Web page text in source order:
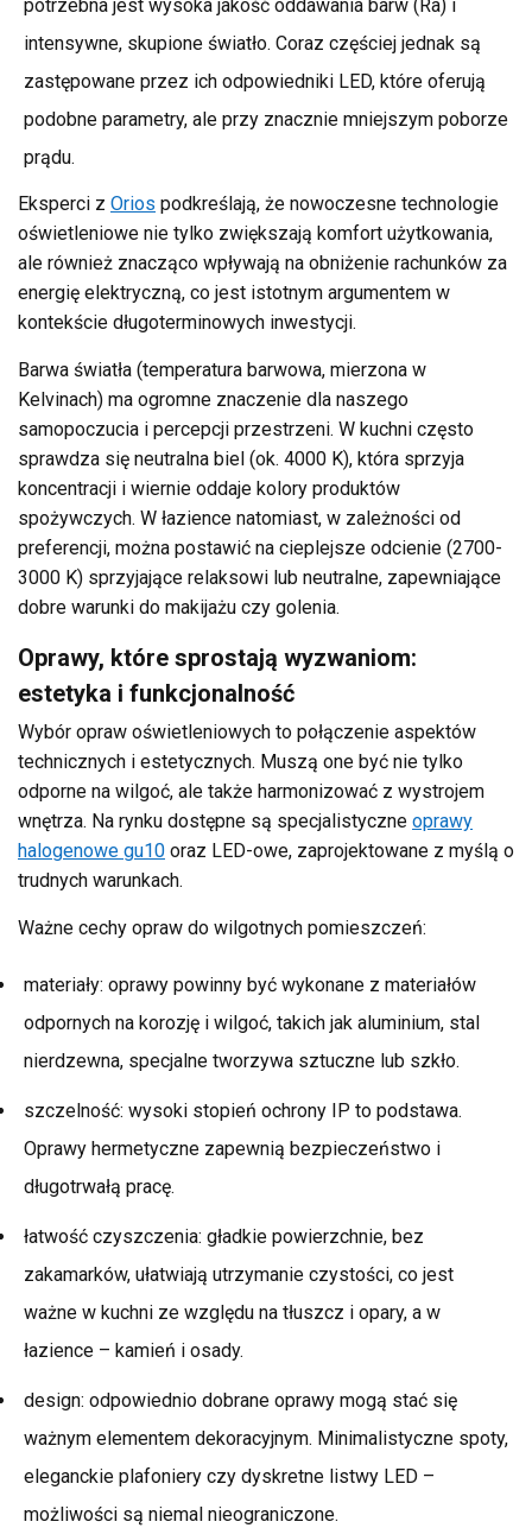
potrzebna jest wysoka jakość oddawania barw (Ra) i
intensywne, skupione światło. Coraz częściej jednak są
zastępowane przez ich odpowiedniki LED, które oferują
podobne parametry, ale przy znacznie mniejszym poborze
prądu.
Eksperci z Orios podkreślają, że nowoczesne technologie
oświetleniowe nie tylko zwiększają komfort użytkowania,
ale również znacząco wpływają na obniżenie rachunków za
energię elektryczną, co jest istotnym argumentem w
kontekście długoterminowych inwestycji.
Barwa światła (temperatura barwowa, mierzona w
Kelvinach) ma ogromne znaczenie dla naszego
samopoczucia i percepcji przestrzeni. W kuchni często
sprawdza się neutralna biel (ok. 4000 K), która sprzyja
koncentracji i wiernie oddaje kolory produktów
spożywczych. W łazience natomiast, w zależności od
preferencji, można postawić na cieplejsze odcienie (2700-
3000 K) sprzyjające relaksowi lub neutralne, zapewniające
dobre warunki do makijażu czy golenia.
Oprawy, które sprostają wyzwaniom:
estetyka i funkcjonalność
Wybór opraw oświetleniowych to połączenie aspektów
technicznych i estetycznych. Muszą one być nie tylko
odporne na wilgoć, ale także harmonizować z wystrojem
wnętrza. Na rynku dostępne są specjalistyczne oprawy
halogenowe gu10 oraz LED-owe, zaprojektowane z myślą o
trudnych warunkach.
Ważne cechy opraw do wilgotnych pomieszczeń:
materiały: oprawy powinny być wykonane z materiałów
odpornych na korozję i wilgoć, takich jak aluminium, stal
nierdzewna, specjalne tworzywa sztuczne lub szkło.
szczelność: wysoki stopień ochrony IP to podstawa.
Oprawy hermetyczne zapewnią bezpieczeństwo i
długotrwałą pracę.
łatwość czyszczenia: gładkie powierzchnie, bez
zakamarków, ułatwiają utrzymanie czystości, co jest
ważne w kuchni ze względu na tłuszcz i opary, a w
łazience – kamień i osady.
design: odpowiednio dobrane oprawy mogą stać się
ważnym elementem dekoracyjnym. Minimalistyczne spoty,
eleganckie plafoniery czy dyskretne listwy LED –
możliwości są niemal nieograniczone.